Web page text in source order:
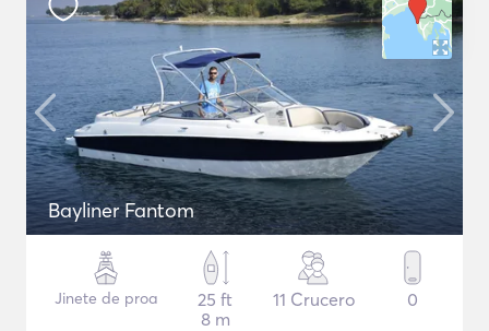
Bayliner Fantom
Jinete de proa
25 ft
8 m
11 Crucero 0